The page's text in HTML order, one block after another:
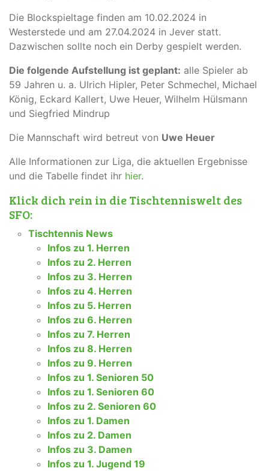
Die Blockspieltage finden am 10.02.2024 in
Westerstede und am 27.04.2024 in Jever statt.
Dazwischen sollte noch ein Derby gespielt werden.
Die folgende Aufstellung ist geplant: alle Spieler ab
59 Jahren u. a. Ulrich Hipler, Peter Schmechel, Michael
König, Eckard Kallert, Uwe Heuer, Wilhelm Hülsmann
und Siegfried Mindrup
Die Mannschaft wird betreut von Uwe Heuer
Alle Informationen zur Liga, die aktuellen Ergebnisse
und die Tabelle findet ihr hier.
Klick dich rein in die Tischtenniswelt des
SFO:
Tischtennis News
Infos zu 1. Herren
Infos zu 2. Herren
Infos zu 3. Herren
Infos zu 4. Herren
Infos zu 5. Herren
Infos zu 6. Herren
Infos zu 7. Herren
Infos zu 8. Herren
Infos zu 9. Herren
Infos zu 1. Senioren 50
Infos zu 1. Senioren 60
Infos zu 2. Senioren 60
Infos zu 1. Damen
Infos zu 2. Damen
Infos zu 3. Damen
Infos zu 1. Jugend 19